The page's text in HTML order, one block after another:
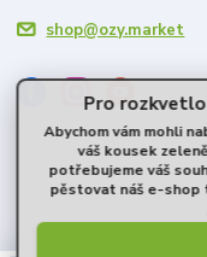
shop@ozy.market
Pro
Abychom vám mohli
váš kousek
potřebujeme váš
pěstovat náš e-shop